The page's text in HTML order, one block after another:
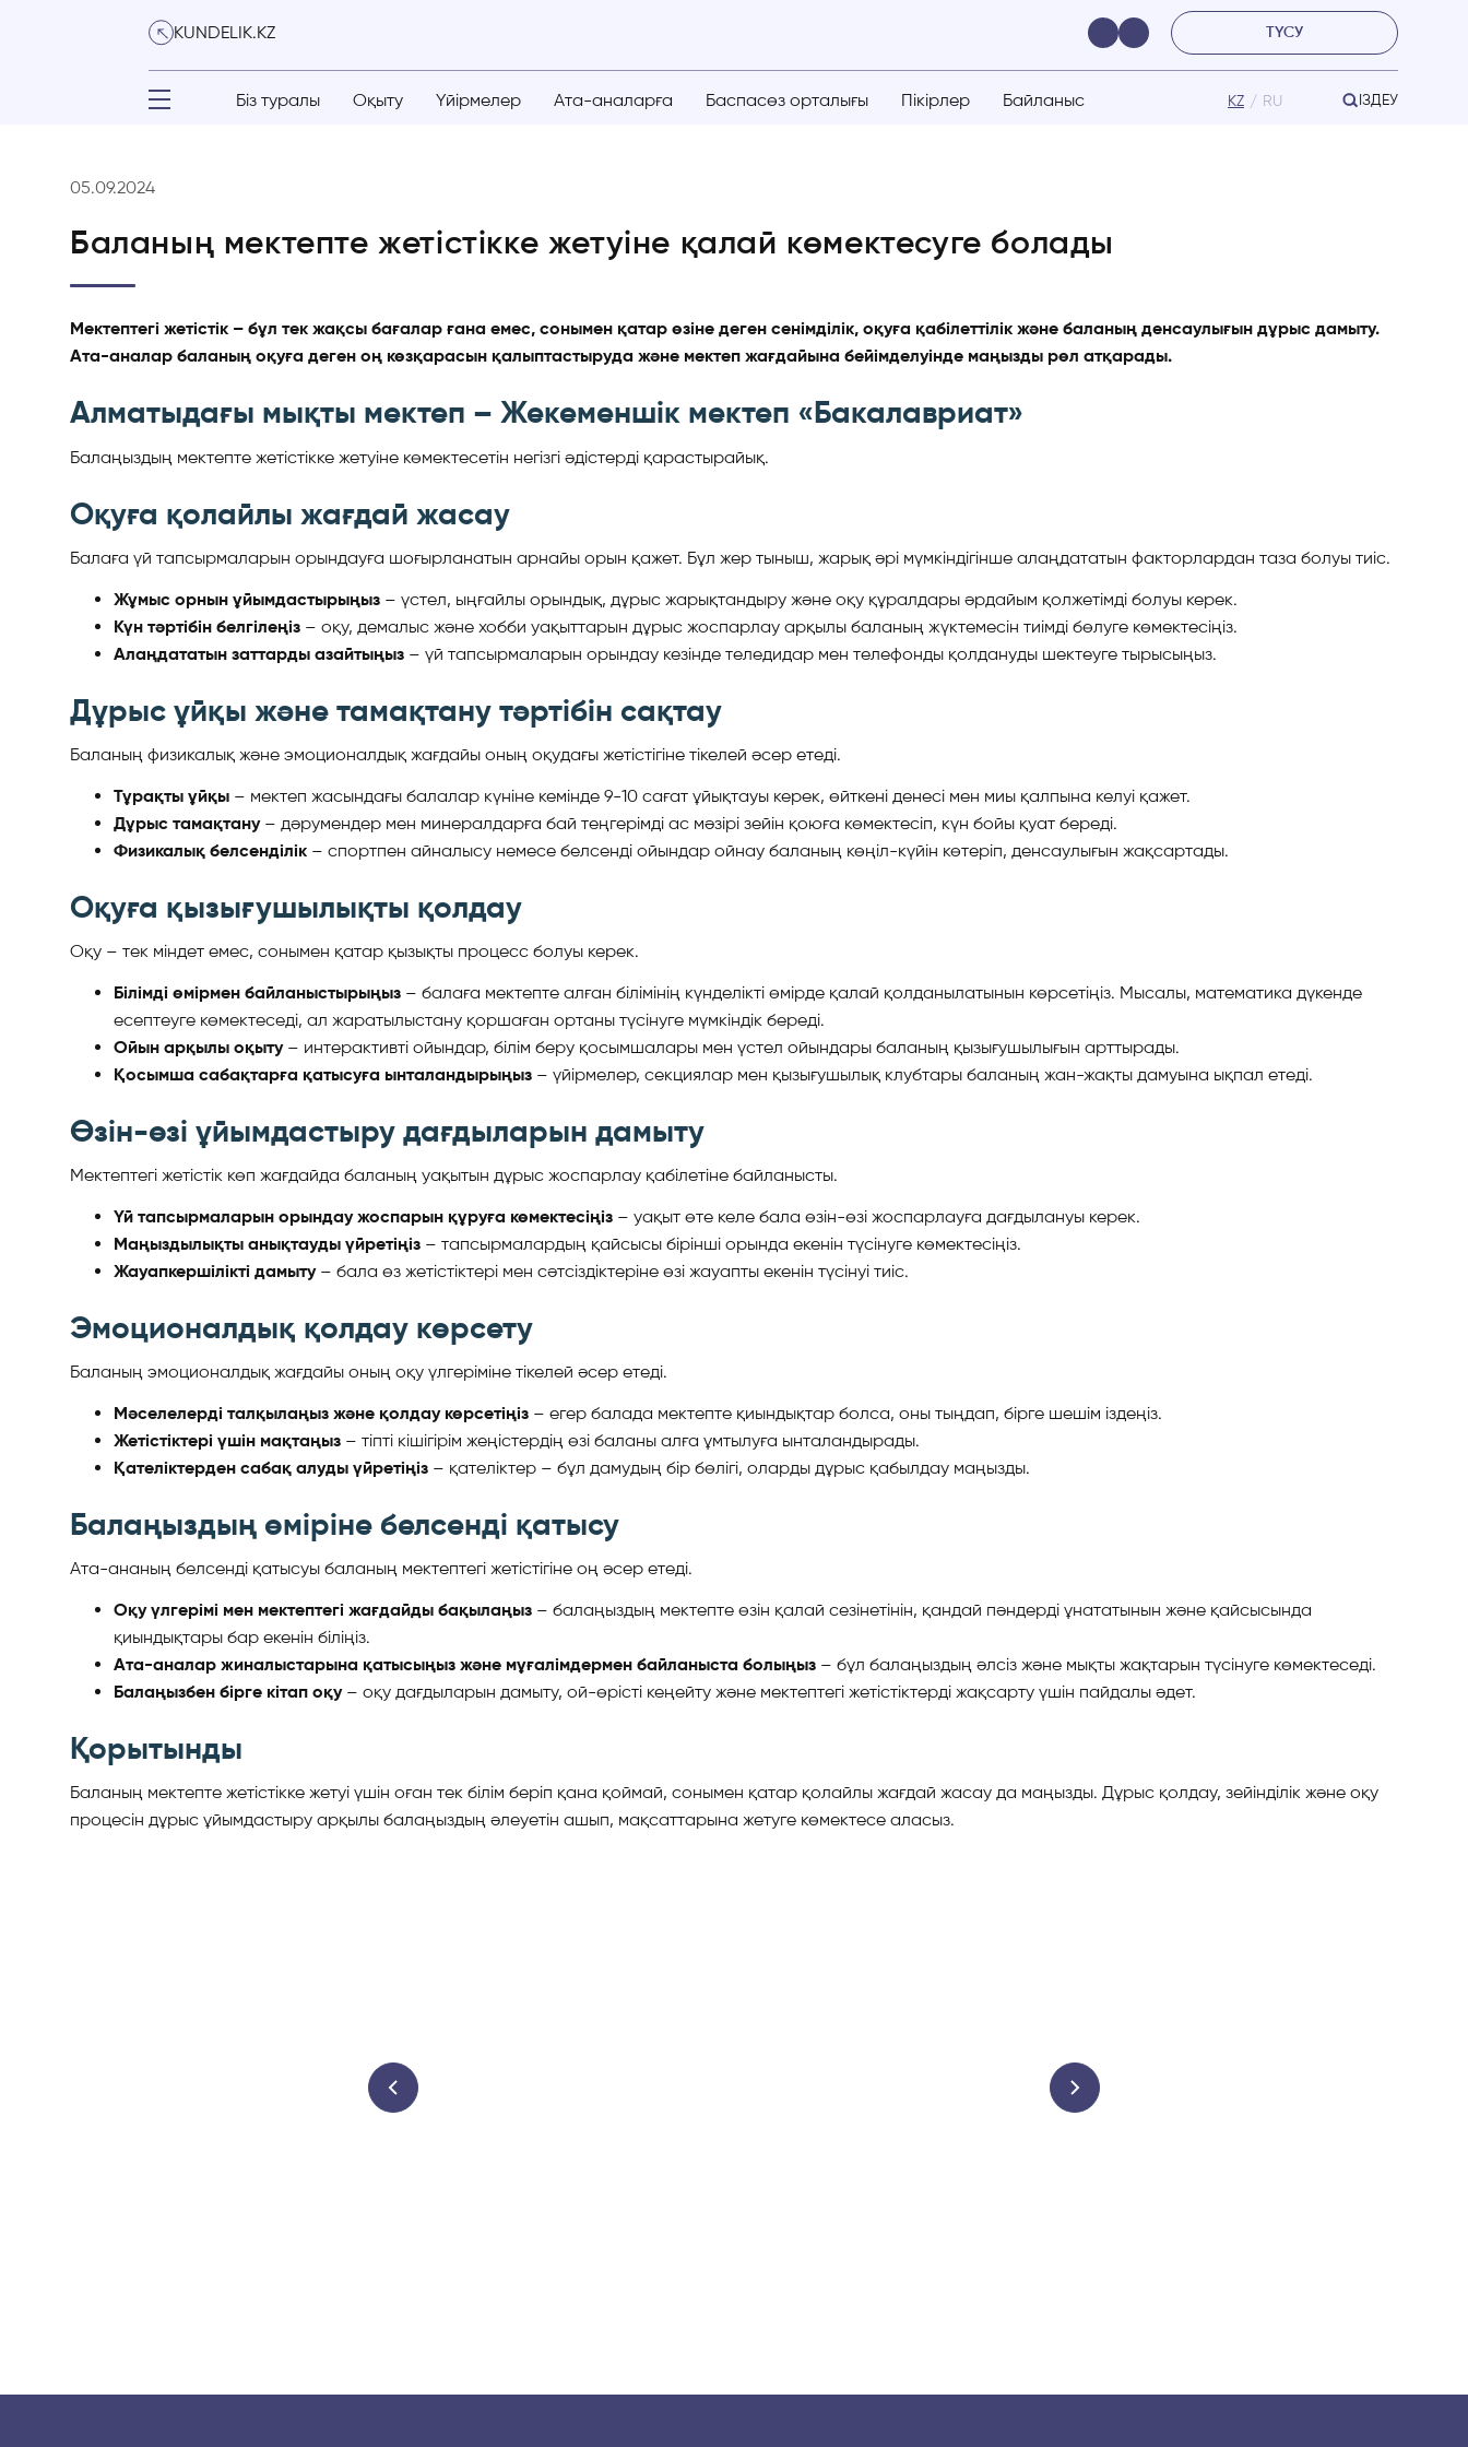
KUNDELIK.KZ ТҮСУ
Біз туралы Оқыту Үйірмелер Ата-аналарға Баспасөз орталығы Пікірлер Байланыс KZ RU ІЗДЕУ
05.09.2024
Баланың мектепте жетістікке жетуіне қалай көмектесуге болады
Мектептегі жетістік – бұл тек жақсы бағалар ғана емес, сонымен қатар өзіне деген сенімділік, оқуға қабілеттілік және баланың денсаулығын дұрыс дамыту.
Ата-аналар баланың оқуға деген оң көзқарасын қалыптастыруда және мектеп жағдайына бейімделуінде маңызды рөл атқарады.
Алматыдағы мықты мектеп – Жекеменшік мектеп «Бакалавриат»
Балаңыздың мектепте жетістікке жетуіне көмектесетін негізгі әдістерді қарастырайық.
Оқуға қолайлы жағдай жасау
Балаға үй тапсырмаларын орындауға шоғырланатын арнайы орын қажет. Бұл жер тыныш, жарық әрі мүмкіндігінше алаңдататын факторлардан таза болуы тиіс.
Жұмыс орнын ұйымдастырыңыз – үстел, ыңғайлы орындық, дұрыс жарықтандыру және оқу құралдары әрдайым қолжетімді болуы керек.
Күн тәртібін белгілеңіз – оқу, демалыс және хобби уақыттарын дұрыс жоспарлау арқылы баланың жүктемесін тиімді бөлуге көмектесіңіз.
Алаңдататын заттарды азайтыңыз – үй тапсырмаларын орындау кезінде теледидар мен телефонды қолдануды шектеуге тырысыңыз.
Дұрыс ұйқы және тамақтану тәртібін сақтау
Баланың физикалық және эмоционалдық жағдайы оның оқудағы жетістігіне тікелей әсер етеді.
Тұрақты ұйқы – мектеп жасындағы балалар күніне кемінде 9-10 сағат ұйықтауы керек, өйткені денесі мен миы қалпына келуі қажет.
Дұрыс тамақтану– дәрумендер мен минералдарға бай теңгерімді ас мәзірі зейін қоюға көмектесіп, күн бойы қуат береді.
Физикалық белсенділік – спортпен айналысу немесе белсенді ойындар ойнау баланың көңіл-күйін көтеріп, денсаулығын жақсартады.
Оқуға қызығушылықты қолдау
Оқу – тек міндет емес, сонымен қатар қызықты процесс болуы керек.
Білімді өмірмен байланыстырыңыз – балаға мектепте алған білімінің күнделікті өмірде қалай қолданылатынын көрсетіңіз. Мысалы, математика дүкенде
есептеуге көмектеседі, ал жаратылыстану қоршаған ортаны түсінуге мүмкіндік береді.
Ойын арқылы оқыту– интерактивті ойындар, білім беру қосымшалары мен үстел ойындары баланың қызығушылығын арттырады.
Қосымша сабақтарға қатысуға ынталандырыңыз – үйірмелер, секциялар мен қызығушылық клубтары баланың жан-жақты дамуына ықпал етеді.
Өзін-өзі ұйымдастыру дағдыларын дамыту
Мектептегі жетістік көп жағдайда баланың уақытын дұрыс жоспарлау қабілетіне байланысты.
Үй тапсырмаларын орындау жоспарын құруға көмектесіңіз – уақыт өте келе бала өзін-өзі жоспарлауға дағдылануы керек.
Маңыздылықты анықтауды үйретіңіз – тапсырмалардың қайсысы бірінші орында екенін түсінуге көмектесіңіз.
Жауапкершілікті дамыту– бала өз жетістіктері мен сәтсіздіктеріне өзі жауапты екенін түсінуі тиіс.
Эмоционалдық қолдау көрсету
Баланың эмоционалдық жағдайы оның оқу үлгеріміне тікелей әсер етеді.
Мәселелерді талқылаңыз және қолдау көрсетіңіз – егер балада мектепте қиындықтар болса, оны тыңдап, бірге шешім іздеңіз.
Жетістіктері үшін мақтаңыз – тіпті кішігірім жеңістердің өзі баланы алға ұмтылуға ынталандырады.
Қателіктерден сабақ алуды үйретіңіз – қателіктер – бұл дамудың бір бөлігі, оларды дұрыс қабылдау маңызды.
Балаңыздың өміріне белсенді қатысу
Ата-ананың белсенді қатысуы баланың мектептегі жетістігіне оң әсер етеді.
Оқу үлгерімі мен мектептегі жағдайды бақылаңыз – балаңыздың мектепте өзін қалай сезінетінін, қандай пәндерді ұнататынын және қайсысында
қиындықтары бар екенін біліңіз.
Ата-аналар жиналыстарына қатысыңыз және мұғалімдермен байланыста болыңыз – бұл балаңыздың әлсіз және мықты жақтарын түсінуге көмектеседі.
Балаңызбен бірге кітап оқу– оқу дағдыларын дамыту, ой-өрісті кеңейту және мектептегі жетістіктерді жақсарту үшін пайдалы әдет.
Қорытынды
Баланың мектепте жетістікке жетуі үшін оған тек білім беріп қана қоймай, сонымен қатар қолайлы жағдай жасау да маңызды. Дұрыс қолдау, зейінділік және оқу
процесін дұрыс ұйымдастыру арқылы балаңыздың әлеуетін ашып, мақсаттарына жетуге көмектесе аласыз.